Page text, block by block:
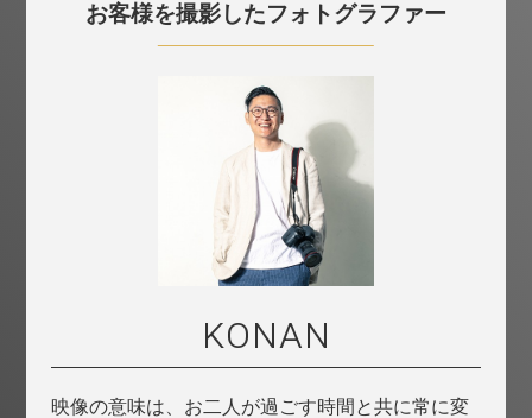
お客様を撮影したフォトグラファー
KONAN
映像の意味は、お二人が過ごす時間と共に常に変